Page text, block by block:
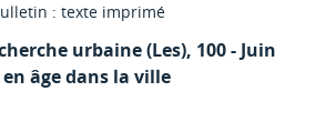
: texte imprimé
urbaine (Les), 100 - Juin
en âge dans la ville